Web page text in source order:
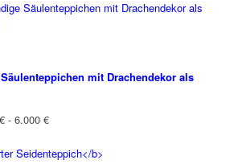
mit Drachendekor als
- 6.000 €